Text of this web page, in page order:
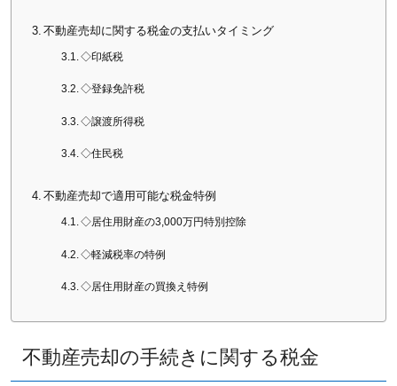
不動産売却に関する税金の支払いタイミング
◇印紙税
◇登録免許税
◇譲渡所得税
◇住民税
不動産売却で適用可能な税金特例
◇居住用財産の3,000万円特別控除
◇軽減税率の特例
◇居住用財産の買換え特例
不動産売却の手続きに関する税金